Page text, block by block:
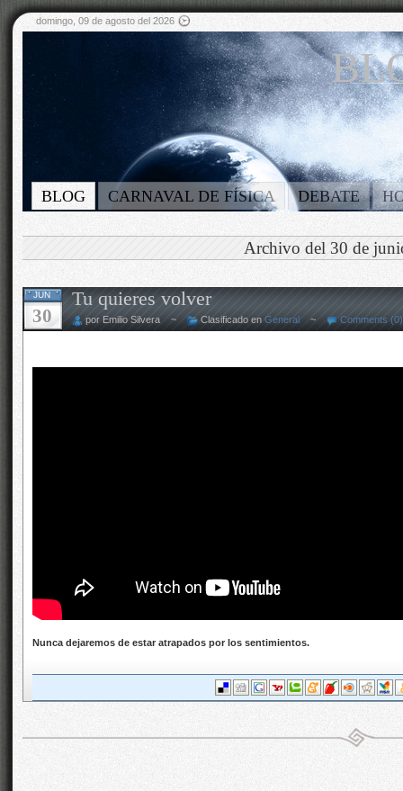
domingo, 09 de agosto del 2026
BLOG CARNAVAL DE FÍSICA DEBATE
Archivo del 30 de
JUN
30
Tu quieres volver
por Emilio Silvera ~ Clasificado en General ~ Comments (0)
Nunca dejaremos de estar atrapados por los sentimientos.